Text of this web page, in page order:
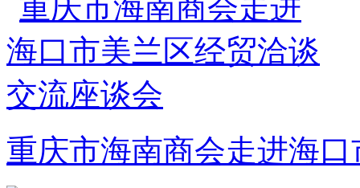
重庆市海南商会走进海